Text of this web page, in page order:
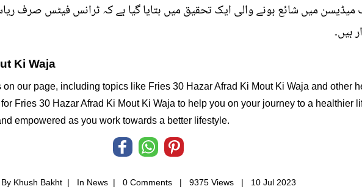
ہیں۔
Ki Waja
our page, including topics like Fries 30 Hazar Afrad Ki Mout Ki Waja and other
Fries 30 Hazar Afrad Ki Mout Ki Waja to help you on your journey to a healthier
empowered as you work towards a better lifestyle.
By Khush Bakht | In News| 0 Comments | 9375 Views | 10 Jul 2023